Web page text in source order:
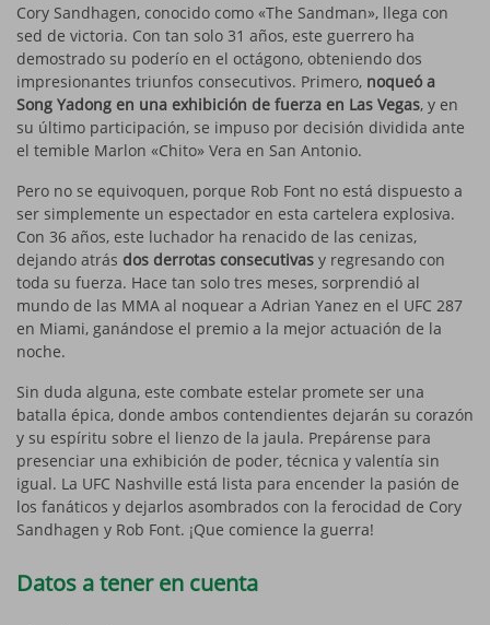
Cory Sandhagen, conocido como «The Sandman», llega con
sed de victoria. Con tan solo 31 años, este guerrero ha
demostrado su poderío en el octágono, obteniendo dos
impresionantes triunfos consecutivos. Primero, noqueó a
Song Yadong en una exhibición de fuerza en Las Vegas, y en
su último participación, se impuso por decisión dividida ante
el temible Marlon «Chito» Vera en San Antonio.
Pero no se equivoquen, porque Rob Font no está dispuesto a
ser simplemente un espectador en esta cartelera explosiva.
Con 36 años, este luchador ha renacido de las cenizas,
dejando atrás dos derrotas consecutivas y regresando con
toda su fuerza. Hace tan solo tres meses, sorprendió al
mundo de las MMA al noquear a Adrian Yanez en el UFC 287
en Miami, ganándose el premio a la mejor actuación de la
noche.
Sin duda alguna, este combate estelar promete ser una
batalla épica, donde ambos contendientes dejarán su corazón
y su espíritu sobre el lienzo de la jaula. Prepárense para
presenciar una exhibición de poder, técnica y valentía sin
igual. La UFC Nashville está lista para encender la pasión de
los fanáticos y dejarlos asombrados con la ferocidad de Cory
Sandhagen y Rob Font. ¡Que comience la guerra!
Datos a tener en cuenta